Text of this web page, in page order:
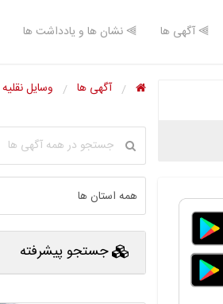
⫸ آگهی ها ⫸ نشان ها و یادداشت ها
آگهی ها وسایل نقلیه
جستجو پیشرفته